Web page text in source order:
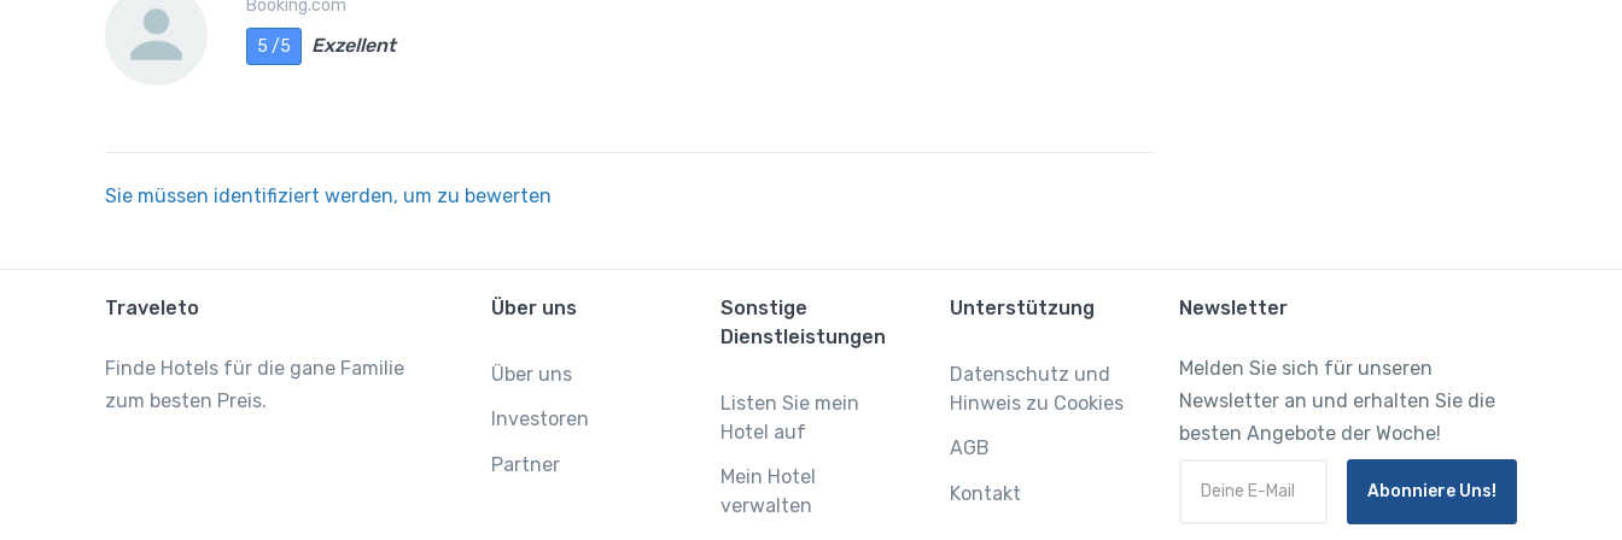
Booking.com
5 /5
Exzellent
Sie müssen identifiziert werden, um zu bewerten
Traveleto
Finde Hotels für die gane Familie
zum besten Preis.
Über uns
Über uns
Investoren
Partner
Sonstige
Dienstleistungen
Listen Sie mein
Hotel auf
Mein Hotel
verwalten
Unterstützung
Datenschutz und
Hinweis zu Cookies
AGB
Kontakt
Newsletter
Melden Sie sich für unseren
Newsletter an und erhalten Sie die
besten Angebote der Woche!
Abonniere Uns!